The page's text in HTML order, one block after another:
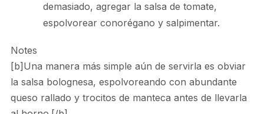
demasiado, agregar la salsa de tomate,
espolvorear conorégano y salpimentar.
Notes
[b]Una manera más simple aún de servirla es obviar
la salsa bolognesa, espolvoreando con abundante
queso rallado y trocitos de manteca antes de llevarla